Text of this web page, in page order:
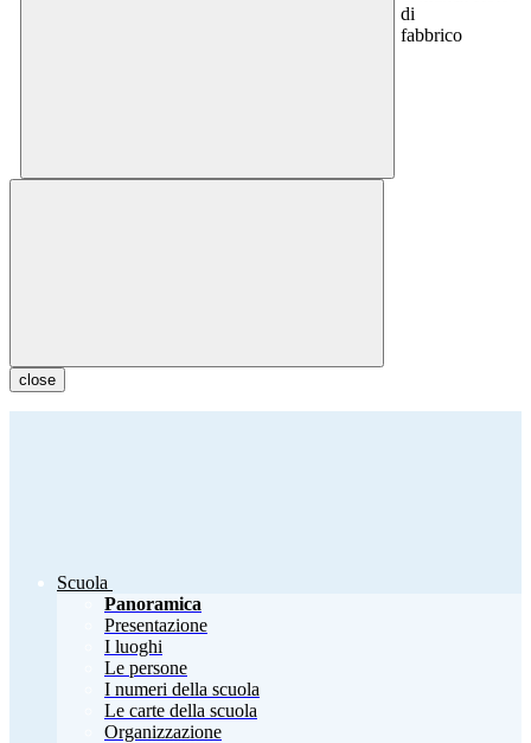
close
Scuola
Panoramica
Presentazione
I luoghi
Le persone
I numeri della scuola
Le carte della scuola
Organizzazione